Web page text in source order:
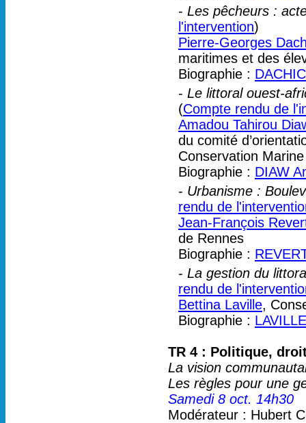
- Les pêcheurs :
l'intervention)
Pierre-Georges
maritimes et des
Biographie :
- Le littoral ouest-
(Compte rendu de
Amadou Tahirou
du comité
Conservation
Biographie : DIAW
- Urbanisme :
rendu de
Jean-François
de Rennes
Biographie :
- La gestion du
rendu de
Bettina Laville,
Biographie :
TR 4 : Politique,
La vision
Les règles pour une
Samedi 8 oct. 14h30
Modérateur : Hubert